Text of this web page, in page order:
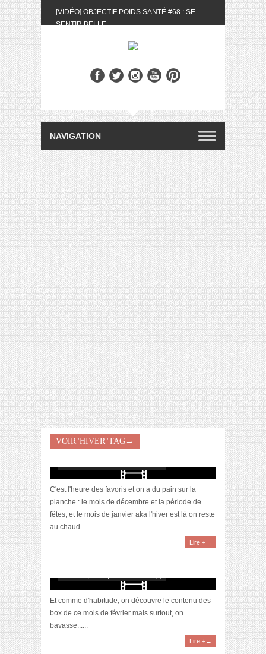
[VIDÉO] OBJECTIF POIDS SANTÉ #68 : SE
SENTIR BELLE
BIOTYFULL BOX DU MOIS DE MAI 2024 FEAT.
[VIDÉO] QUITOQUE #10 : MEAL PREP &
CONVIVIALITÉ
[VIDÉO] UNBOXING : LES MY LITTLE &
BIOTYFULL BOX DU MOIS D’AVRIL 2024
FEAT. AKILA
[VIDÉO] OBJECTIF POIDS SANTÉ #67 : L’AVIS
DES AUTRES, CE N’EST QUE LA VIE DES
AUTRES
[VIDÉO] UNBOXING : LES MY LITTLE &
BIOTYFULL BOX DES MOIS DE FÉVRIER ET
MARS 2024 FEAT. AKILA
[VIDÉO] LA SÉLECTION DU MOIS
#JANVIER2024
[VIDÉO] HELLOFRESH #34 : IDÉES
RECETTES RISOTTO
VOIR"HIVER"TAG→
[Vidéo] La sélection du mois #janvier2024
C'est l'heure des favoris et on a du pain sur la
planche : le mois de décembre et la période de
fêtes, et le mois de janvier aka l'hiver est là on reste
au chaud....
Lire +→
[Vidéo] Unboxing : les My Little & Biotyfull
Et comme d'habitude, on découvre le contenu des
box de ce mois de février mais surtout, on
bavasse......
Lire +→
[Vidéo] Unboxing : les My Little & Biotyfull